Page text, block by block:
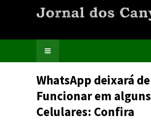
WhatsApp deixará de
Funcionar em alguns
Celulares: Confira